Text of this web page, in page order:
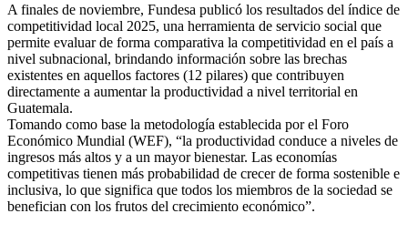
A finales de noviembre, Fundesa publicó los resultados del índice de
competitividad local 2025, una herramienta de servicio social que
permite evaluar de forma comparativa la competitividad en el país a
nivel subnacional, brindando información sobre las brechas
existentes en aquellos factores (12 pilares) que contribuyen
directamente a aumentar la productividad a nivel territorial en
Guatemala.
Tomando como base la metodología establecida por el Foro
Económico Mundial (WEF), “la productividad conduce a niveles de
ingresos más altos y a un mayor bienestar. Las economías
competitivas tienen más probabilidad de crecer de forma sostenible e
inclusiva, lo que significa que todos los miembros de la sociedad se
benefician con los frutos del crecimiento económico”.